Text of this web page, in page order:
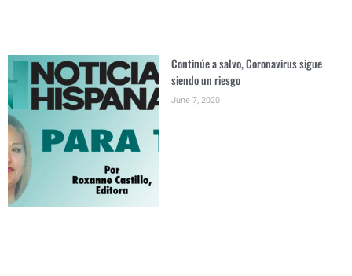
Continúe a salvo, Coronavirus sigue
siendo un riesgo
June 7, 2020